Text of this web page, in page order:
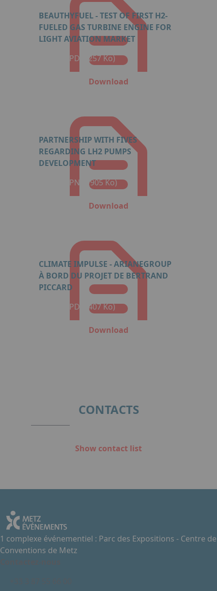
BEAUTHYFUEL - TEST OF FIRST H2-
FUELED GAS TURBINE ENGINE FOR
LIGHT AVIATION MARKET
Format: PDF (257 Ko)
Download
PARTNERSHIP WITH FIVES
REGARDING LH2 PUMPS
DEVELOPMENT
Format: PNG (905 Ko)
Download
CLIMATE IMPULSE - ARIANEGROUP
À BORD DU PROJET DE BERTRAND
PICCARD
Format: PDF (407 Ko)
Download
CONTACTS
Show contact list
1 complexe événementiel : Parc des Expositions - Centre de
Conventions de Metz